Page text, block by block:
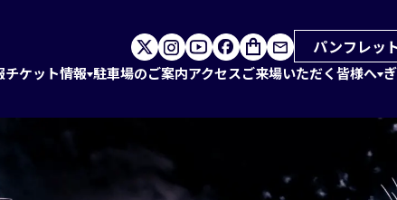
パンフレッ
チケット情報 駐車場のご案内アクセスご来場いただく皆様へ